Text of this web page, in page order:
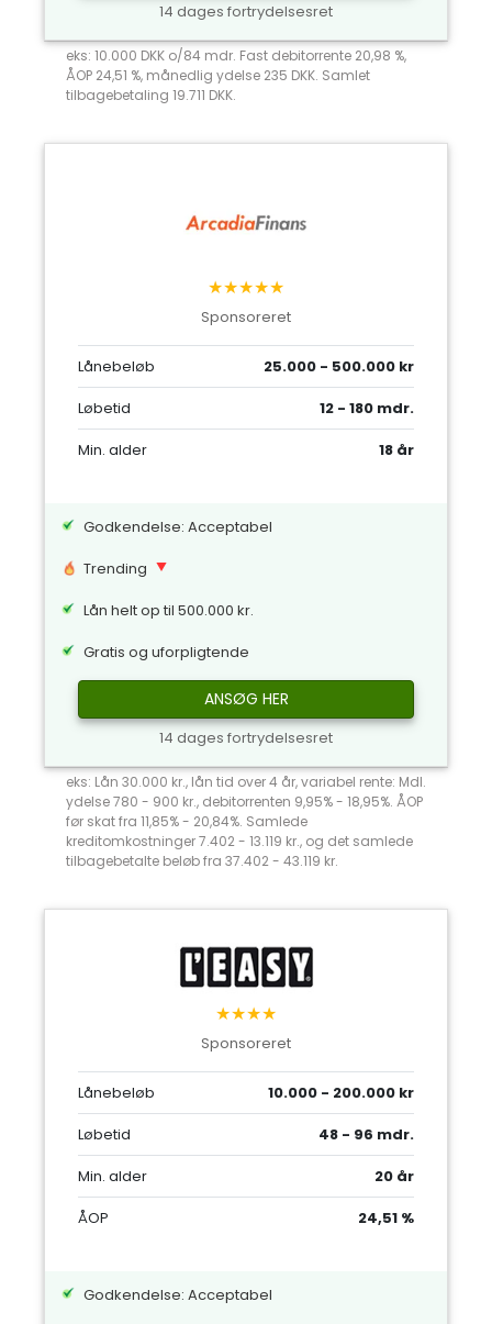
14 dages fortrydelsesret
eks: 10.000 DKK o/84 mdr. Fast debitorrente 20,98 %,
ÅOP 24,51 %, månedlig ydelse 235 DKK. Samlet
tilbagebetaling 19.711 DKK.
★★★★★
Sponsoreret
Lånebeløb
25.000 - 500.000 kr
Løbetid
12 - 180 mdr.
Min. alder
18 år
Godkendelse: Acceptabel
Trending
Lån helt op til 500.000 kr.
Gratis og uforpligtende
ANSØG HER
14 dages fortrydelsesret
eks: Lån 30.000 kr., lån tid over 4 år, variabel rente: Mdl.
ydelse 780 - 900 kr., debitorrenten 9,95% - 18,95%. ÅOP
før skat fra 11,85% - 20,84%. Samlede
kreditomkostninger 7.402 - 13.119 kr., og det samlede
tilbagebetalte beløb fra 37.402 - 43.119 kr.
★★★★
Sponsoreret
Lånebeløb
10.000 - 200.000 kr
Løbetid
48 - 96 mdr.
Min. alder
20 år
ÅOP
24,51 %
Godkendelse: Acceptabel